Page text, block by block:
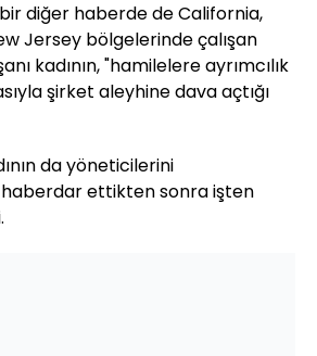
diğer haberde de California,
Jersey bölgelerinde çalışan
kadının, "hamilelere ayrımcılık
şirket aleyhine dava açtığı
da yöneticilerini
ettikten sonra işten